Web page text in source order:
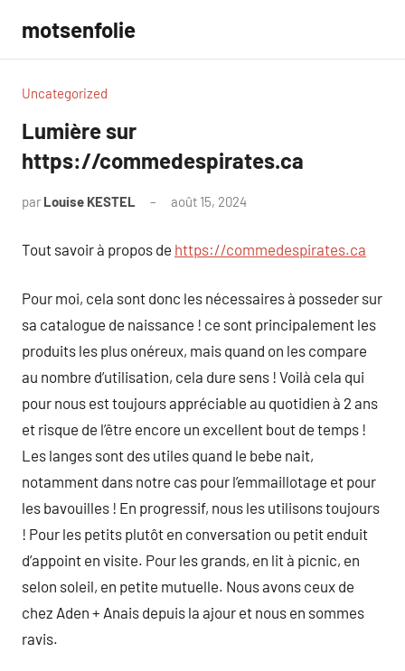
contenu
motsenfolie
Uncategorized
Lumière sur
https://commedespirates.ca
par Louise KESTEL août 15, 2024
Tout savoir à propos de https://commedespirates.ca
Pour moi, cela sont donc les nécessaires à posseder sur
sa catalogue de naissance ! ce sont principalement les
produits les plus onéreux, mais quand on les compare
au nombre d’utilisation, cela dure sens ! Voilà cela qui
pour nous est toujours appréciable au quotidien à 2 ans
et risque de l’être encore un excellent bout de temps !
Les langes sont des utiles quand le bebe nait,
notamment dans notre cas pour l’emmaillotage et pour
les bavouilles ! En progressif, nous les utilisons toujours
! Pour les petits plutôt en conversation ou petit enduit
d’appoint en visite. Pour les grands, en lit à picnic, en
selon soleil, en petite mutuelle. Nous avons ceux de
chez Aden + Anais depuis la ajour et nous en sommes
ravis.